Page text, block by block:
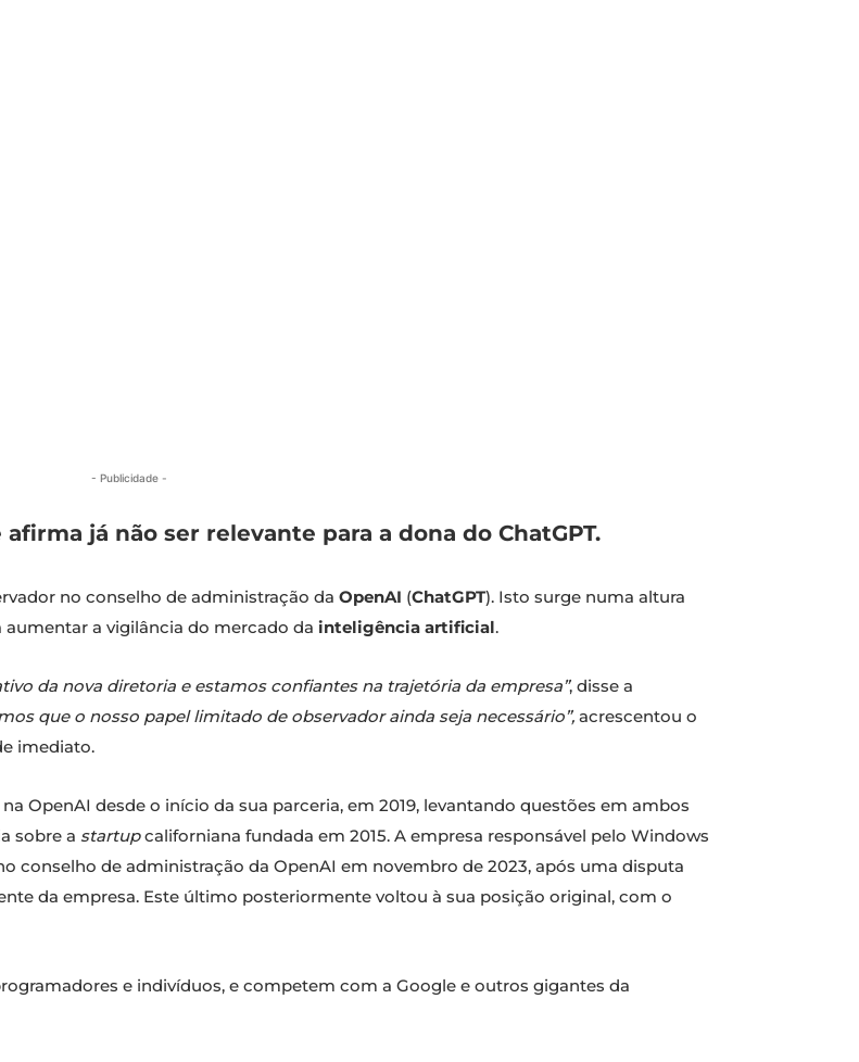
- Publicidade -
já não ser relevante para a dona do ChatGPT.
no conselho de administração da OpenAI (ChatGPT). Isto surge numa altura
a vigilância do mercado da inteligência artificial.
da nova diretoria e estamos confiantes na trajetória da empresa”, disse a
que o nosso papel limitado de observador ainda seja necessário”, acrescentou o
imediato.
OpenAI desde o início da sua parceria, em 2019, levantando questões em ambos
sobre a startupcaliforniana fundada em 2015. A empresa responsável pelo Windows
conselho de administração da OpenAI em novembro de 2023, após uma disputa
da empresa. Este último posteriormente voltou à sua posição original, com o
e indivíduos, e competem com a Google e outros gigantes da